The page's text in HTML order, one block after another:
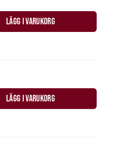
LÄGG I VARUKORG
LÄGG I VARUKORG